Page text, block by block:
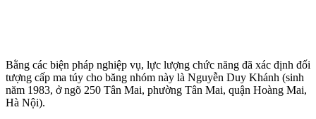
Bằng các biện pháp nghiệp vụ, lực lượng chức năng đã xác định đối
tượng cấp m‌a tú‌y cho băng nhóm này là Nguyễn Duy Khánh (sinh
năm 1983, ở ngõ 250 Tân Mai, phường Tân Mai, quận Hoàng Mai,
Hà Nội).